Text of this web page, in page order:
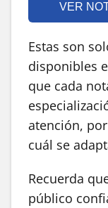
VER
Estas son
disponibles
que cada
atención,
cuál se
Recuerda
público